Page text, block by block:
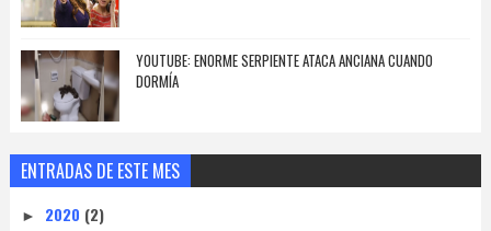
YOUTUBE: ENORME SERPIENTE ATACA ANCIANA CUANDO
DORMÍA
ENTRADAS DE ESTE MES
► 2020 (2)